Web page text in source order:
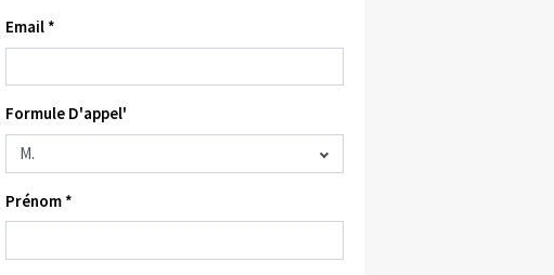
Email *
Formule D'appel'
Prénom *